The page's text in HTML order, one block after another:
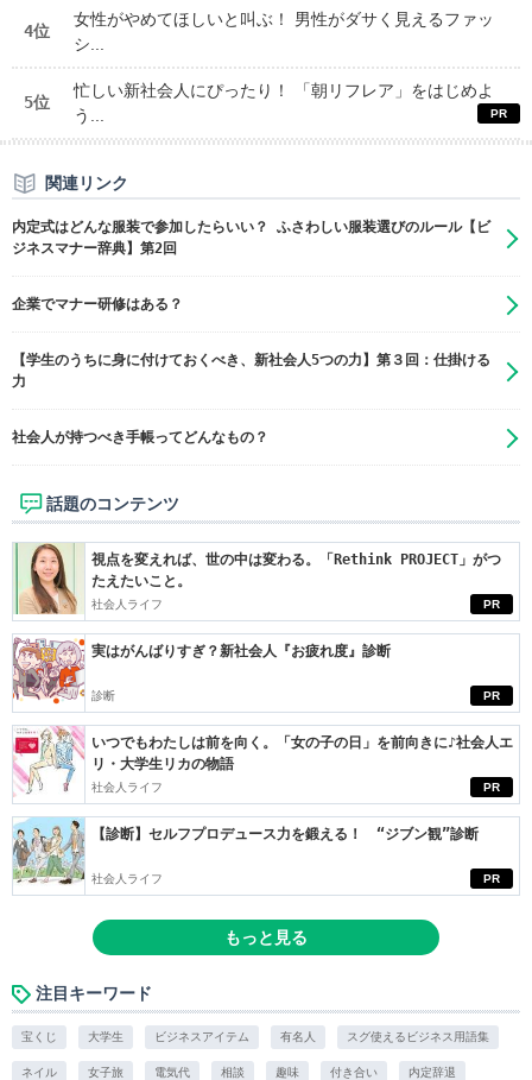
4位
女性がやめてほしいと叫ぶ！ 男性がダサく見えるファッ
シ...
5位
忙しい新社会人にぴったり！ 「朝リフレア」をはじめよ
う...
関連リンク
内定式はどんな服装で参加したらいい？ ふさわしい服装選びのルール【ビ
ジネスマナー辞典】第2回
企業でマナー研修はある？
【学生のうちに身に付けておくべき、新社会人5つの力】第３回：仕掛ける
力
社会人が持つべき手帳ってどんなもの？
話題のコンテンツ
PR
視点を変えれば、世の中は変わる。「Rethink PROJECT」がつ
たえたいこと。
社会人ライフ
PR
実はがんばりすぎ？新社会人『お疲れ度』診断
診断
PR
いつでもわたしは前を向く。「女の子の日」を前向きに♪社会人エ
リ・大学生リカの物語
社会人ライフ
PR
【診断】セルフプロデュース力を鍛える！ “ジブン観”診断
社会人ライフ
もっと見る
注目キーワード
宝くじ 大学生 ビジネスアイテム 有名人 スグ使えるビジネス用語集
ネイル 女子旅 電気代 相談 趣味 付き合い 内定辞退